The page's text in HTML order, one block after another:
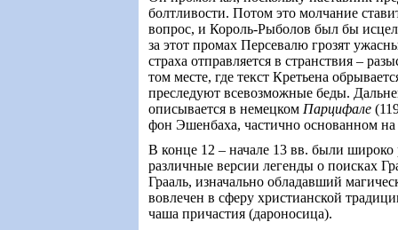
болтливости. Потом это молчание
вопрос, и Король-Рыболов был бы
за этот промах Персевалю грозят
страха отправляется в странствия –
том месте, где текст Кретьена
преследуют всевозможные беды.
описывается в немецком Парцифале
фон Эшенбаха, частично основанном на
В конце 12 – начале 13 вв. были широко
различные версии легенды о поисках
Грааль, изначально обладавший
вовлечен в сферу христианской
чаша причастия (дароносица).